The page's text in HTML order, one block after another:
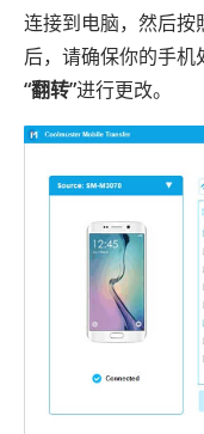
连接到电脑，然后按
后，请确保你的手
“翻转”进行更改。